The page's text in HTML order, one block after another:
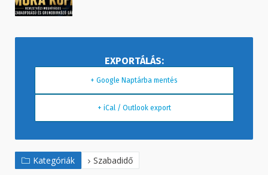
+ Google Naptárba mentés
+ iCal / Outlook export
Kategóriák Szabadidő